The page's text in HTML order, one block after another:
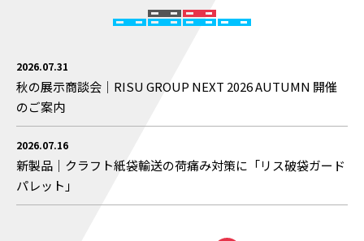
2026.07.31
秋の展示商談会｜RISU GROUP NEXT 2026 AUTUMN 開催
のご案内
2026.07.16
新製品｜クラフト紙袋輸送の荷痛み対策に「リス破袋ガード
パレット」